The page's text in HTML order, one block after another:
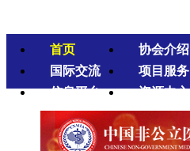
首页 协会介绍
国际交流
项目服务
信息平台
资源中心